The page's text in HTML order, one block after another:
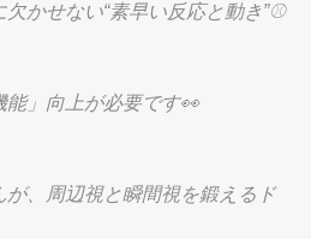
かせない“素早い反応と動き”⚾️
能」向上が必要です👀
が、周辺視と瞬間視を鍛えるド